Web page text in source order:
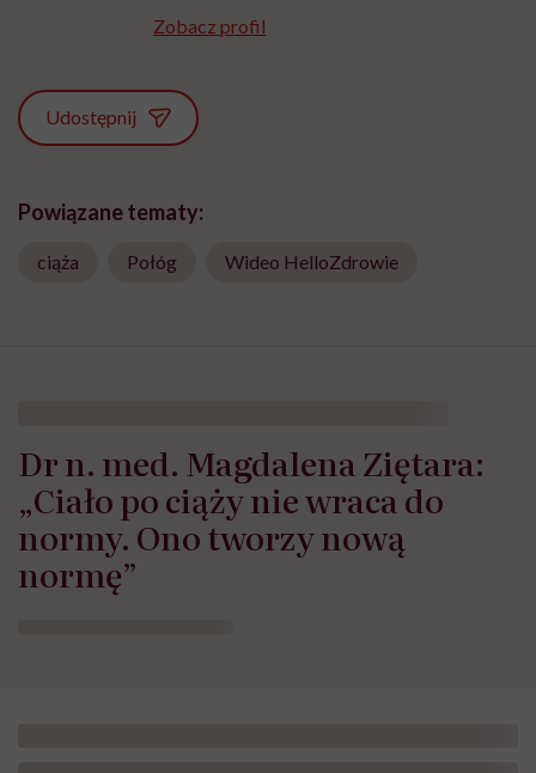
Zobacz profil
Udostępnij
Powiązane tematy:
ciąża Połóg Wideo HelloZdrowie
Dr n. med. Magdalena Ziętara:
„Ciało po ciąży nie wraca do
normy. Ono tworzy nową
normę”